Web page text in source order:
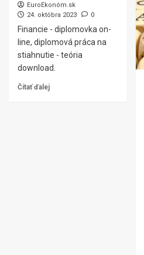
EuroEkonóm.sk
24. októbra 2023
0
Financie - diplomovka on-
line, diplomová práca na
stiahnutie - teória
download.
Čítať ďalej